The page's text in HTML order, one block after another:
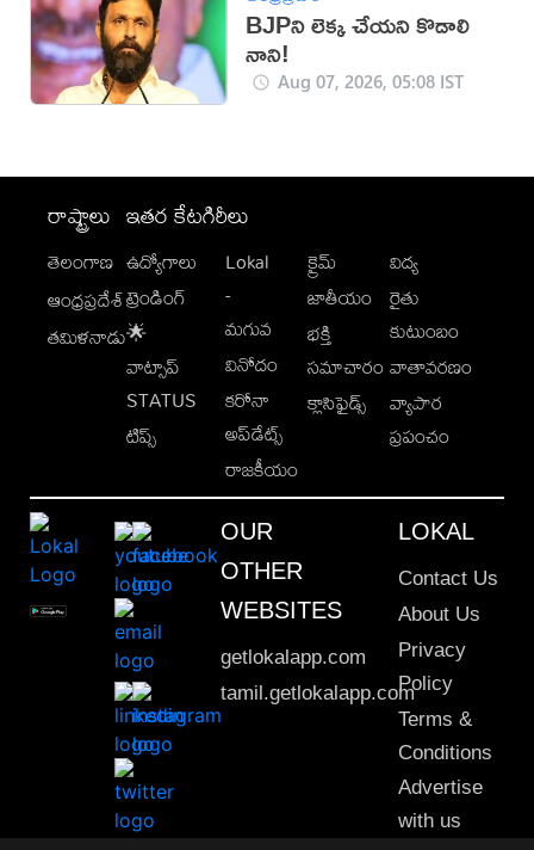
BJPని లెక్క చేయని కొడాలి
నాని!
Aug 07, 2026, 05:08 IST
రాష్ట్రాలు
తెలంగాణ
ఆంధ్రప్రదేశ్
తమిళనాడు
ఇతర కేటగిరీలు
ఉద్యోగాలు
ట్రెండింగ్
🌟
వాట్సాప్
STATUS
టిప్స్
Lokal
-
మగువ
వినోదం
కరోనా
అప్‌డేట్స్
రాజకీయం
క్రైమ్
జాతీయం
భక్తి
సమాచారం
క్లాసిఫైడ్స్
విద్య
రైతు
కుటుంబం
వాతావరణం
వ్యాపార
ప్రపంచం
OUR
OTHER
WEBSITES
getlokalapp.com
tamil.getlokalapp.com
LOKAL
Contact Us
About Us
Privacy
Policy
Terms &
Conditions
Advertise
with us